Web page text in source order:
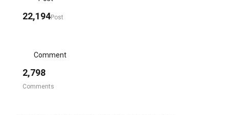
22,194Post
Comment
2,798
Comments